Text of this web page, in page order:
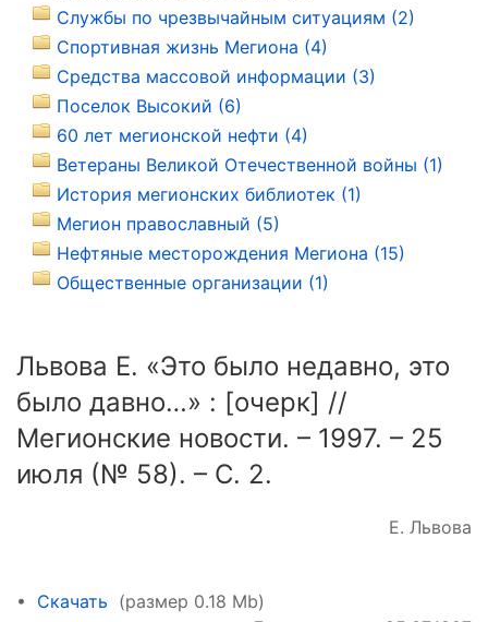
Службы по чрезвычайным ситуациям (2)
Спортивная жизнь Мегиона (4)
Средства массовой информации (3)
Поселок Высокий (6)
60 лет мегионской нефти (4)
Ветераны Великой Отечественной войны (1)
История мегионских библиотек (1)
Мегион православный (5)
Нефтяные месторождения Мегиона (15)
Общественные организации (1)
Львова Е. «Это было недавно, это
было давно…» : [очерк] //
Мегионские новости. – 1997. – 25
июля (№ 58). – С. 2.
Е. Львова
• Скачать (размер 0.18 Mb)